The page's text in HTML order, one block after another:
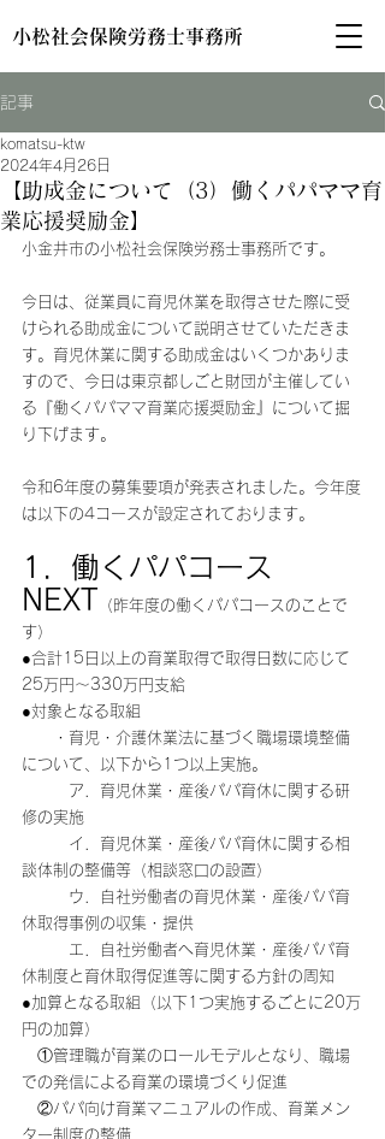
小松社会保険労務士事務所
記事
【助成金について（3）働くパパママ育
業応援奨励金】
komatsu-ktw
2024年4月26日
小金井市の小松社会保険労務士事務所です。
今日は、従業員に育児休業を取得させた際に受
けられる助成金について説明させていただきま
す。育児休業に関する助成金はいくつかありま
すので、今日は東京都しごと財団が主催してい
る『働くパパママ育業応援奨励金』について掘
り下げます。
令和6年度の募集要項が発表されました。今年度
は以下の4コースが設定されております。
1．働くパパコース
NEXT （昨年度の働くパパコースのことで
す）
●合計15日以上の育業取得で取得日数に応じて
25万円～330万円支給
●対象となる取組
・育児・介護休業法に基づく職場環境整備
について、以下から1つ以上実施。
ア．育児休業・産後パパ育休に関する研
修の実施
イ．育児休業・産後パパ育休に関する相
談体制の整備等（相談窓口の設置）
ウ．自社労働者の育児休業・産後パパ育
休取得事例の収集・提供
エ．自社労働者へ育児休業・産後パパ育
休制度と育休取得促進等に関する方針の周知
●加算となる取組（以下1つ実施するごとに20万
円の加算）
①管理職が育業のロールモデルとなり、職場
での発信による育業の環境づくり促進
②パパ向け育業マニュアルの作成、育業メン
ター制度の整備